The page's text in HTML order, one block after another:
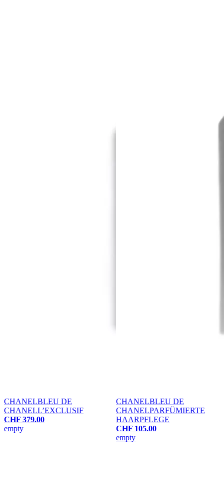
CHANELBLEU DE
CHANELL’EXCLUSIF
CHF 379.00
empty
CHANELBLEU DE
CHANELPARFÜMIERTE
HAARPFLEGE
CHF 105.00
empty